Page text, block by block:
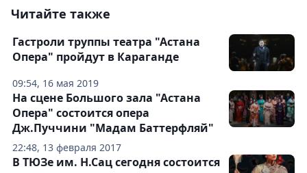
Читайте также
09:54, 16 мая 2019
Гастроли труппы театра "Астана
Опера" пройдут в Караганде
22:48, 13 февраля 2017
На сцене Большого зала "Астана
Опера" состоится опера
Дж.Пуччини "Мадам Баттерфляй"
В ТЮЗе им. Н.Сац сегодня состоится